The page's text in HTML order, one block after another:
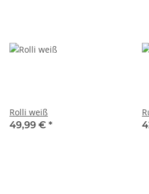
Rolli weiß
49,99 € *